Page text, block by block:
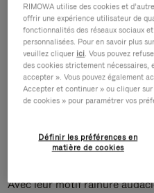
Sacs Bandoulière
DÉCOUVRIR
Sacs
Avec leur motif rainuré
RIMOWA utilise des cookies et
offrir une expérience utilisateur de
fonctionnalités des réseaux sociaux
personnalisées. Pour en savoir plus
veuillez cliquer ici. Vous pouvez
des cookies strictement nécessaires,
accepter ». Vous pouvez également
Accepter et continuer » ou cliquer
de cookies » pour paramétrer vos
Définir les préférences en
matière de cookies